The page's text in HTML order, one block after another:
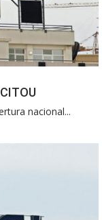
nacional...